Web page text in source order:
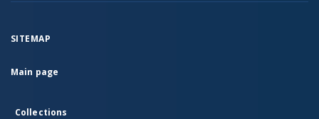
SITEMAP
Main page
Collections